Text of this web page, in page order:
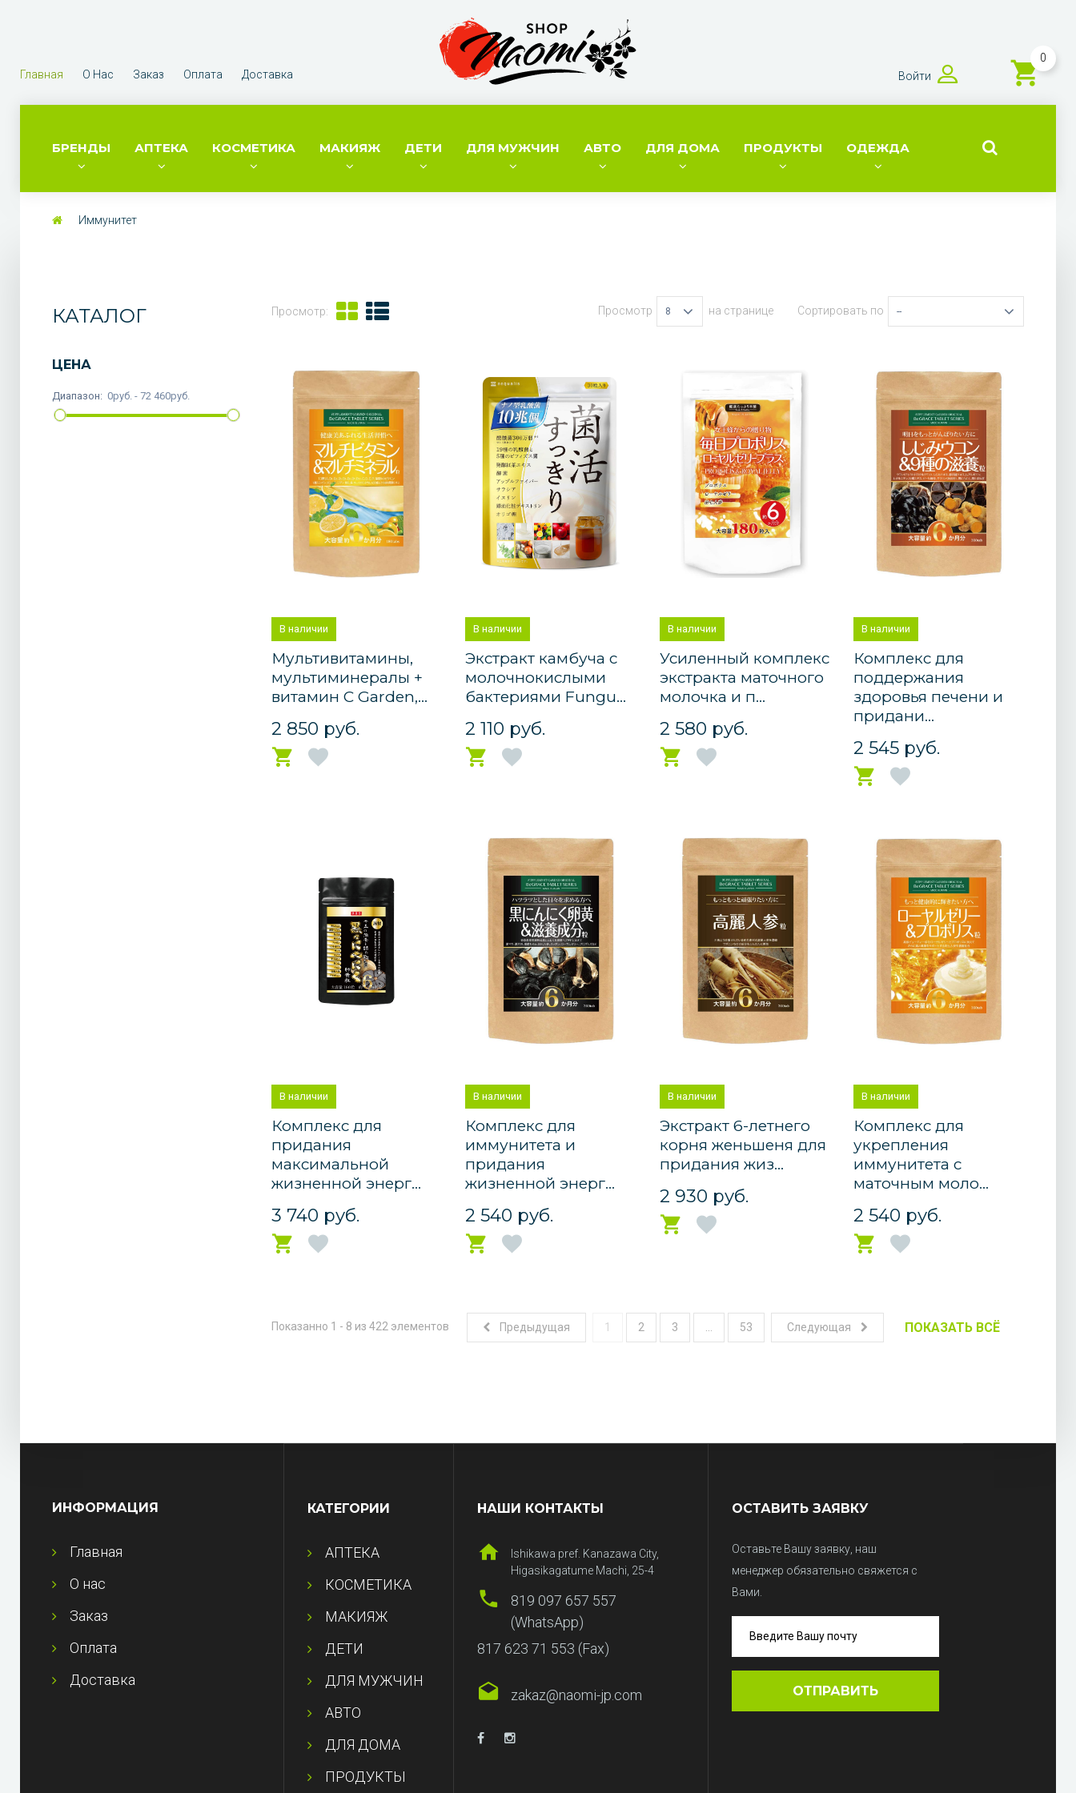
0
Войти
Главная О Нас Заказ Оплата Доставка
БРЕНДЫ АПТЕКА КОСМЕТИКА МАКИЯЖ ДЕТИ ДЛЯ МУЖЧИН АВТО ДЛЯ ДОМА ПРОДУКТЫ ОДЕЖДА
Иммунитет
Просмотр: Сортировать по --
Просмотр 8 на странице
В наличии
Мультивитамины,
мультиминералы +
витамин С Garden,...
2 850 руб.
В наличии
Экстракт камбуча с
молочнокислыми
бактериями Fungu...
2 110 руб.
В наличии
Усиленный комплекс
экстракта маточного
молочка и п...
2 580 руб.
В наличии
Комплекс для
поддержания
здоровья печени и
придани...
2 545 руб.
В наличии
Комплекс для
придания
максимальной
жизненной энерг...
3 740 руб.
В наличии
Комплекс для
иммунитета и
придания
жизненной энерг...
2 540 руб.
В наличии
Экстракт 6-летнего
корня женьшеня для
придания жиз...
2 930 руб.
В наличии
Комплекс для
укрепления
иммунитета с
маточным моло...
2 540 руб.
Показанно 1 - 8 из 422 элементов Предыдущая 1 2 3 53 Следующая ПОКАЗАТЬ ВСЁ
КАТАЛОГ
ЦЕНА
Диапазон: 0руб. - 72 460руб.
ИНФОРМАЦИЯ
Главная
О нас
Заказ
Оплата
Доставка
КАТЕГОРИИ
АПТЕКА
КОСМЕТИКА
МАКИЯЖ
ДЕТИ
ДЛЯ МУЖЧИН
АВТО
ДЛЯ ДОМА
ПРОДУКТЫ
НАШИ КОНТАКТЫ
Ishikawa pref. Kanazawa City,
Higasikagatume Machi, 25-4
819 097 657 557
(WhatsApp)
817 623 71 553 (Fax)
zakaz@naomi-jp.com
ОСТАВИТЬ ЗАЯВКУ
Оставьте Вашу заявку, наш
менеджер обязательно свяжется с
Вами.